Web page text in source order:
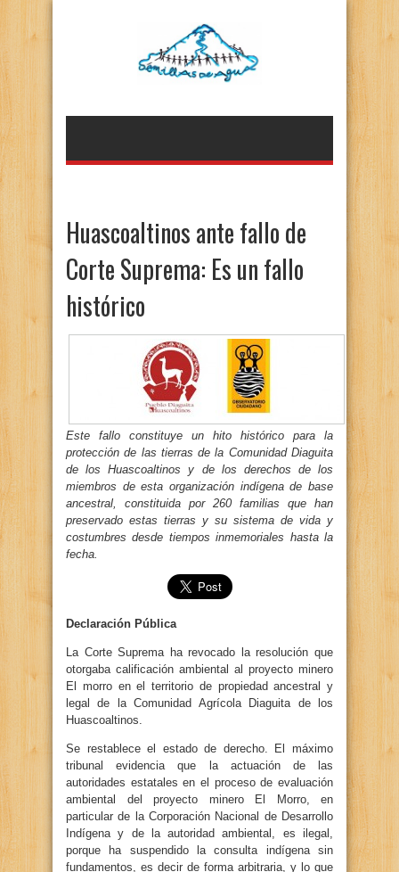
Huascoaltinos ante fallo de
Corte Suprema: Es un fallo
histórico
Este fallo constituye un hito histórico para la
protección de las tierras de la Comunidad Diaguita
de los Huascoaltinos y de los derechos de los
miembros de esta organización indígena de base
ancestral, constituida por 260 familias que han
preservado estas tierras y su sistema de vida y
costumbres desde tiempos inmemoriales hasta la
fecha.
Declaración Pública
La Corte Suprema ha revocado la resolución que
otorgaba calificación ambiental al proyecto minero
El morro en el territorio de propiedad ancestral y
legal de la Comunidad Agrícola Diaguita de los
Huascoaltinos.
Se restablece el estado de derecho. El máximo
tribunal evidencia que la actuación de las
autoridades estatales en el proceso de evaluación
ambiental del proyecto minero El Morro, en
particular de la Corporación Nacional de Desarrollo
Indígena y de la autoridad ambiental, es ilegal,
porque ha suspendido la consulta indígena sin
fundamentos, es decir de forma arbitraria, y lo que